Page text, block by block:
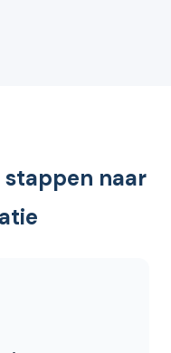
stappen naar